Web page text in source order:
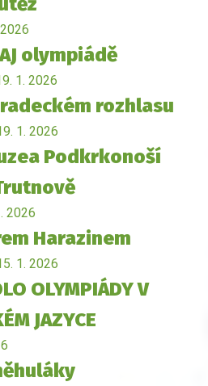
olympiádě
1. 2026
rozhlasu
1. 2026
Podkrkonoší
2026
Harazinem
1. 2026
OLYMPIÁDY V
JAZYCE